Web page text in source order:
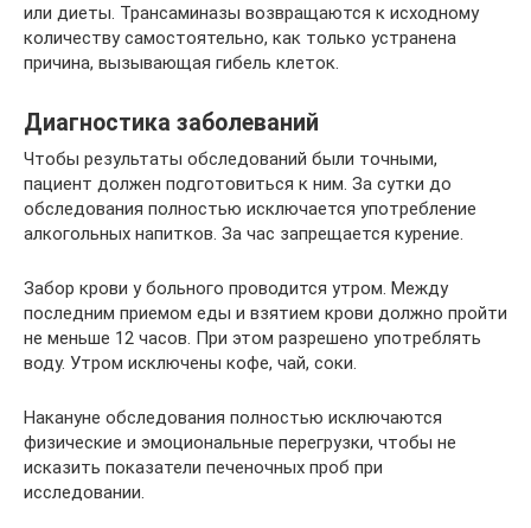
или диеты. Трансаминазы возвращаются к исходному
количеству самостоятельно, как только устранена
причина, вызывающая гибель клеток.
Диагностика заболеваний
Чтобы результаты обследований были точными,
пациент должен подготовиться к ним. За сутки до
обследования полностью исключается употребление
алкогольных напитков. За час запрещается курение.
Забор крови у больного проводится утром. Между
последним приемом еды и взятием крови должно пройти
не меньше 12 часов. При этом разрешено употреблять
воду. Утром исключены кофе, чай, соки.
Накануне обследования полностью исключаются
физические и эмоциональные перегрузки, чтобы не
исказить показатели печеночных проб при
исследовании.